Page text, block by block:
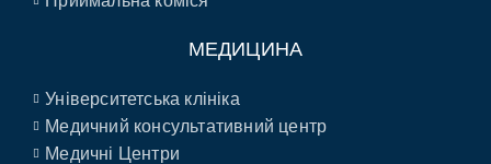
МЕДИЦИНА
Університетська клініка
Медичний консультативний центр
Медичні Центри